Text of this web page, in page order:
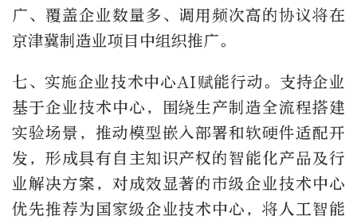
广、覆盖企业数量多、调用频次高的协议将在
京津冀制造业项目中组织推广。
七、实施企业技术中心AI赋能行动。支持企业
基于企业技术中心，围绕生产制造全流程搭建
实验场景，推动模型嵌入部署和软硬件适配开
发，形成具有自主知识产权的智能化产品及行
业解决方案，对成效显著的市级企业技术中心
优先推荐为国家级企业技术中心，将人工智能